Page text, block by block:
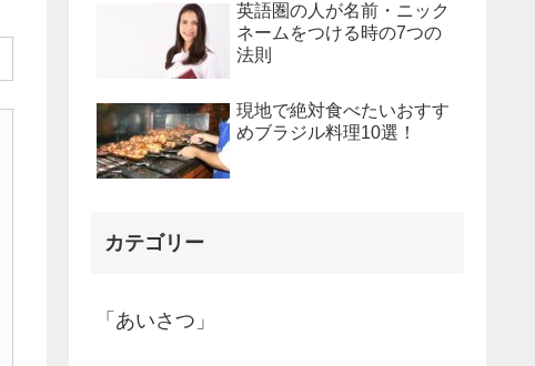
英語圏の人が名前・ニック
ネームをつける時の7つの
法則
現地で絶対食べたいおすす
めブラジル料理10選！
カテゴリー
「あいさつ」